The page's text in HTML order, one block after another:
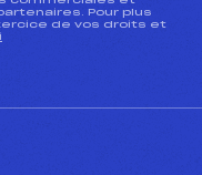
Pour plus
de vos droits et